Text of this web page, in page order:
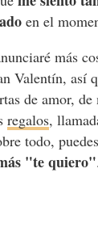
en el
más
Valentín, así
de amor,
regalos,
todo,
"te quiero".